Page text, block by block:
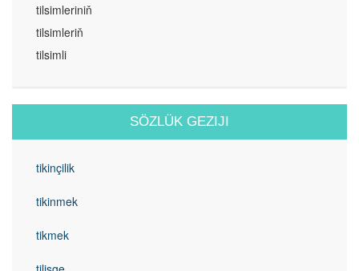
tilsimleriniň
tilsimleriň
tilsimli
SÖZLÜK GEZIJI
tikinçilik
tikinmek
tikmek